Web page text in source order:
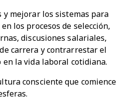
y mejorar los sistemas para
los procesos de selección,
discusiones salariales,
carrera y contrarrestar el
en la vida laboral cotidiana.
consciente que comience